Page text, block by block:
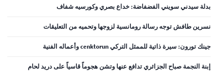
بدلة سيدني سويني الفضفاضة: خداع بصري وكورسيه شفاف
نسرين طافش توجه رسالة رومانسية لزوجها وتحميه من التعليقات
جينك تورون: سيرة ذاتية للممثل التركي cenktorun وأعماله الفنية
إبنة النجمة صباح الجزائري تدافع عنها وتشن هجوماً قاسياً على دريد لحام